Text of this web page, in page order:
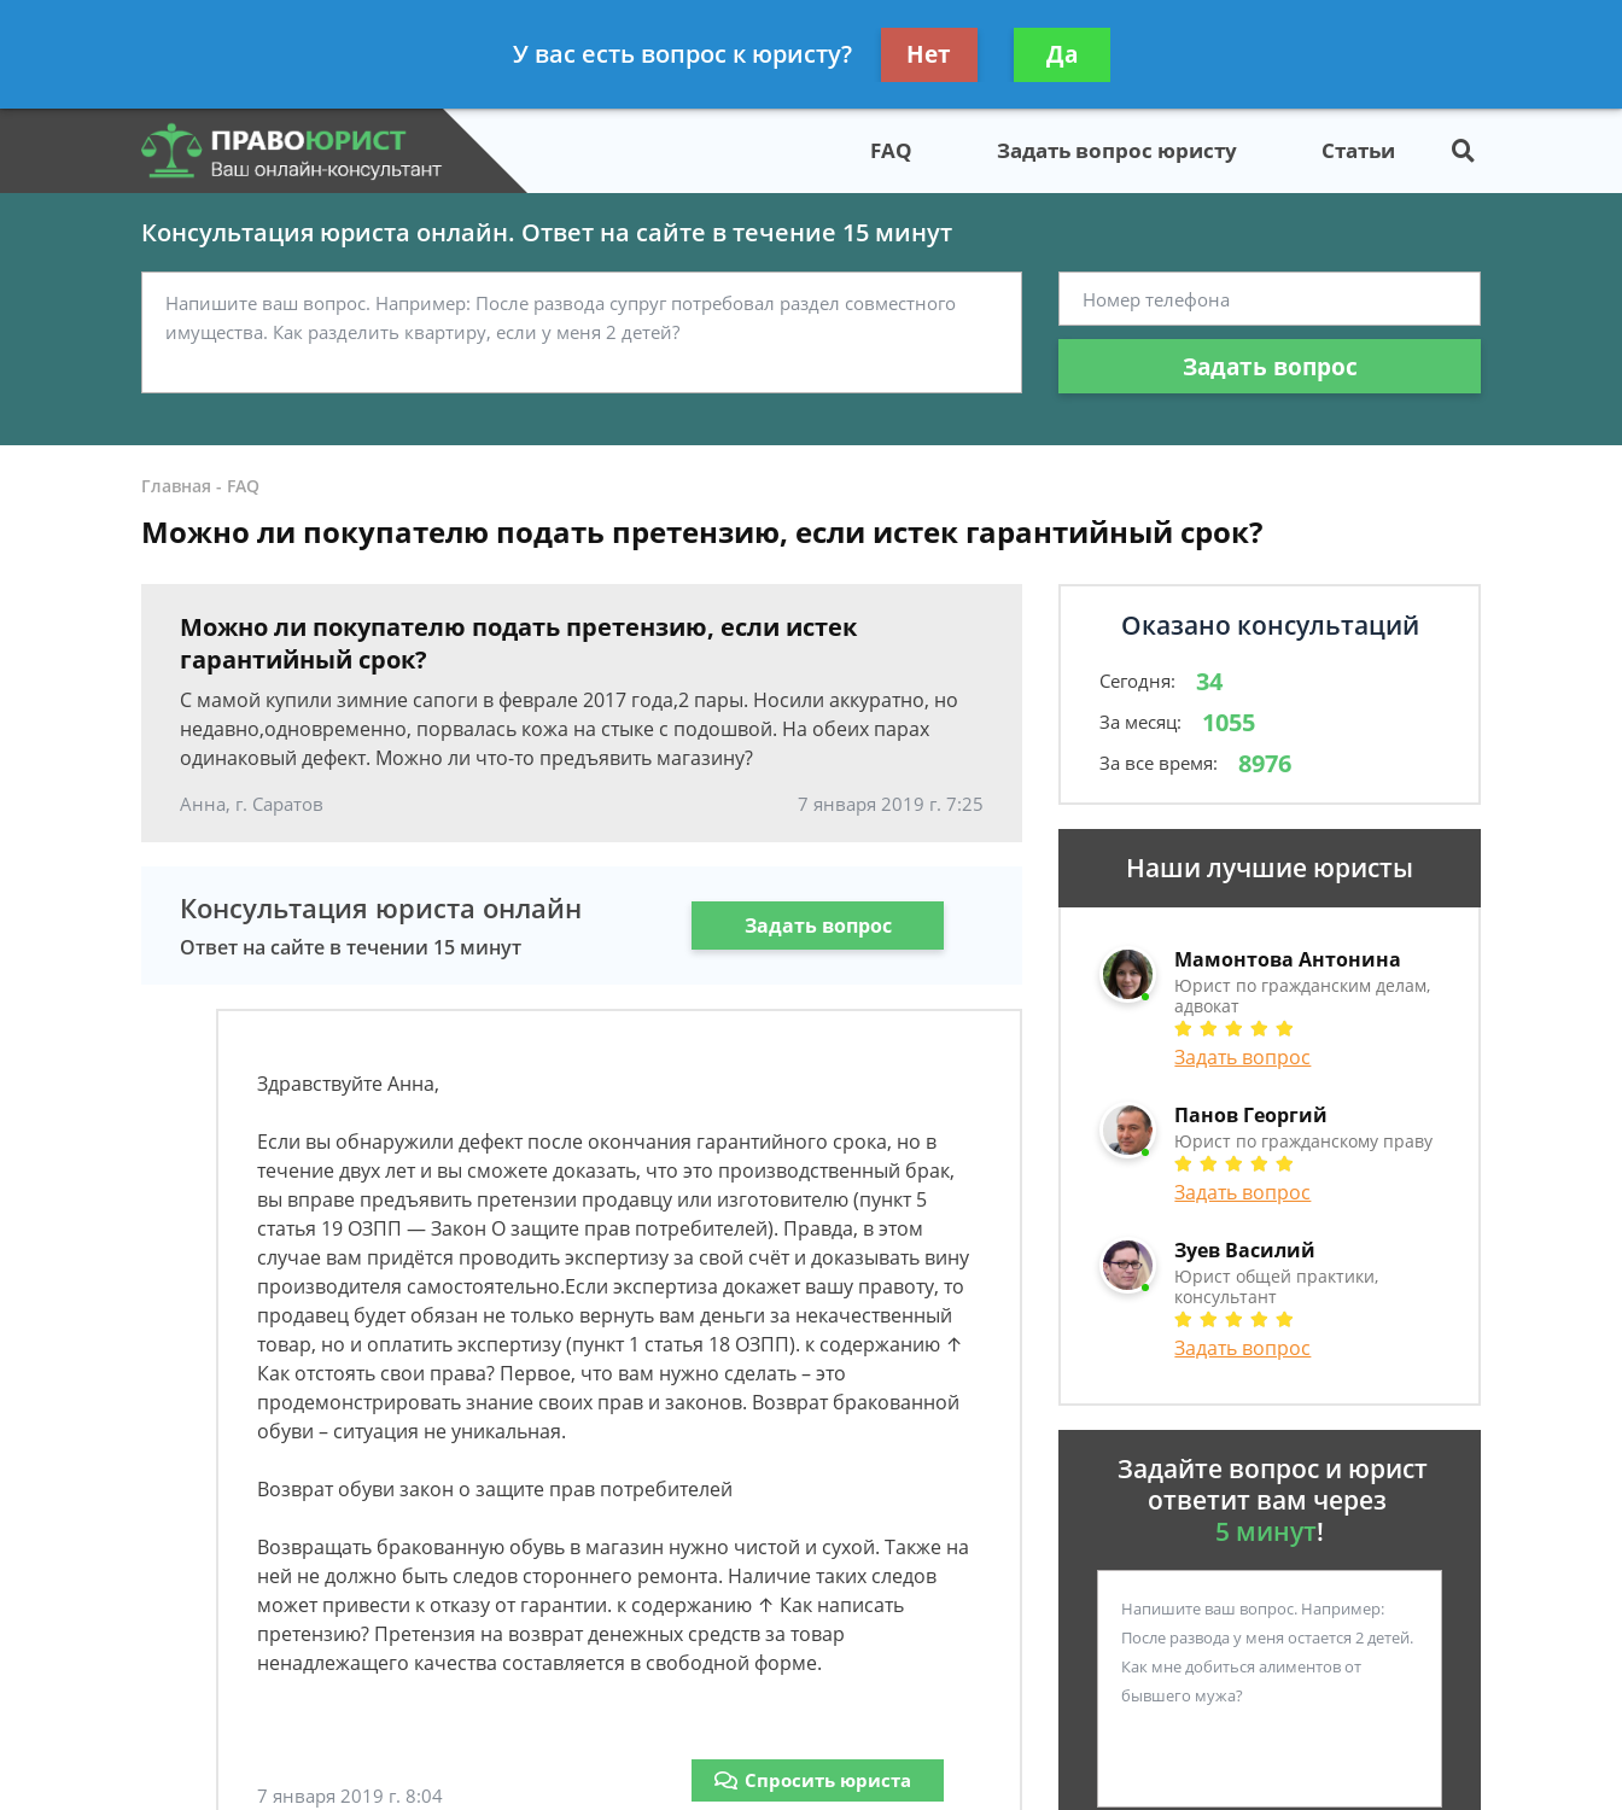
- Юрист по гражданскому праву
Получите консультацию
бесплатно
FAQ Задать вопрос юристу Статьи
Консультация юриста онлайн. Ответ на сайте в течение 15 минут
Задать вопрос
Главная - FAQ
Можно ли покупателю подать претензию, если истек гарантийный срок?
Можно ли покупателю подать претензию, если истек
гарантийный срок?
С мамой купили зимние сапоги в феврале 2017 года,2 пары. Носили аккуратно, но
недавно,одновременно, порвалась кожа на стыке с подошвой. На обеих парах
одинаковый дефект. Можно ли что-то предъявить магазину?
Анна, г. Саратов 7 января 2019 г. 7:25
Консультация юриста онлайн
Ответ на сайте в течении 15 минут
Задать вопрос
Здравствуйте Анна,
Если вы обнаружили дефект после окончания гарантийного срока, но в
течение двух лет и вы сможете доказать, что это производственный брак,
вы вправе предъявить претензии продавцу или изготовителю (пункт 5
статья 19 ОЗПП — Закон О защите прав потребителей). Правда, в этом
случае вам придётся проводить экспертизу за свой счёт и доказывать вину
производителя самостоятельно.Если экспертиза докажет вашу правоту, то
продавец будет обязан не только вернуть вам деньги за некачественный
товар, но и оплатить экспертизу (пункт 1 статья 18 ОЗПП). к содержанию ↑
Как отстоять свои права? Первое, что вам нужно сделать – это
продемонстрировать знание своих прав и законов. Возврат бракованной
обуви – ситуация не уникальная.
Возврат обуви закон о защите прав потребителей
Возвращать бракованную обувь в магазин нужно чистой и сухой. Также на
ней не должно быть следов стороннего ремонта. Наличие таких следов
может привести к отказу от гарантии. к содержанию ↑ Как написать
претензию? Претензия на возврат денежных средств за товар
ненадлежащего качества составляется в свободной форме.
7 января 2019 г. 8:04
Спросить юриста
Оказано консультаций
Сегодня: 34
За месяц: 1055
За все время: 8976
Наши лучшие юристы
Мамонтова Антонина
Юрист по гражданским делам,
адвокат
Задать вопрос
Панов Георгий
Юрист по гражданскому праву
Задать вопрос
Зуев Василий
Юрист общей практики,
консультант
Задать вопрос
Задайте вопрос и юрист
ответит вам через
5 минут!
У вас есть вопрос к юристу? Нет Да